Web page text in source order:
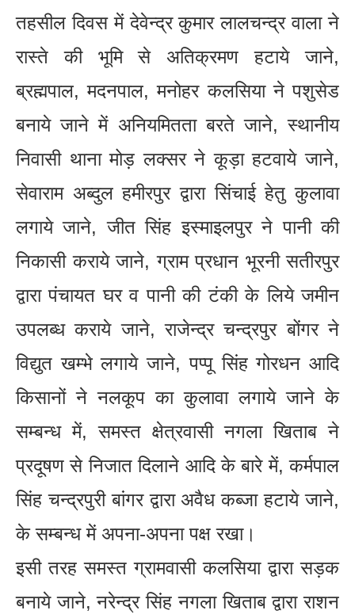
तहसील दिवस में देवेन्द्र कुमार लालचन्द्र वाला ने
रास्ते की भूमि से अतिक्रमण हटाये जाने,
ब्रह्मपाल, मदनपाल, मनोहर कलसिया ने पशुसेड
बनाये जाने में अनियमितता बरते जाने, स्थानीय
निवासी थाना मोड़ लक्सर ने कूड़ा हटवाये जाने,
सेवाराम अब्दुल हमीरपुर द्वारा सिंचाई हेतु कुलावा
लगाये जाने, जीत सिंह इस्माइलपुर ने पानी की
निकासी कराये जाने, ग्राम प्रधान भूरनी सतीरपुर
द्वारा पंचायत घर व पानी की टंकी के लिये जमीन
उपलब्ध कराये जाने, राजेन्द्र चन्द्रपुर बोंगर ने
विद्युत खम्भे लगाये जाने, पप्पू सिंह गोरधन आदि
किसानों ने नलकूप का कुलावा लगाये जाने के
सम्बन्ध में, समस्त क्षेत्रवासी नगला खिताब ने
प्रदूषण से निजात दिलाने आदि के बारे में, कर्मपाल
सिंह चन्द्रपुरी बांगर द्वारा अवैध कब्जा हटाये जाने,
के सम्बन्ध में अपना-अपना पक्ष रखा।
इसी तरह समस्त ग्रामवासी कलसिया द्वारा सड़क
बनाये जाने, नरेन्द्र सिंह नगला खिताब द्वारा राशन